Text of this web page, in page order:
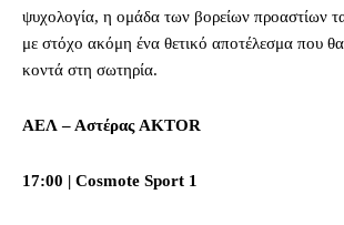
ψυχολογία, η ομάδα των βορείων προαστίων
με στόχο ακόμη ένα θετικό αποτέλεσμα που θα
κοντά στη σωτηρία.
ΑΕΛ – Αστέρας AKTOR
17:00 | Cosmote Sport 1